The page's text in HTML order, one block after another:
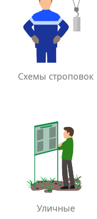
Схемы строповок
Уличные